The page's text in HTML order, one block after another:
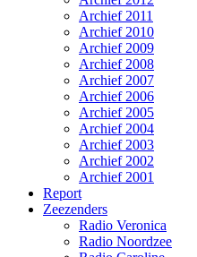
Archief 2011
Archief 2010
Archief 2009
Archief 2008
Archief 2007
Archief 2006
Archief 2005
Archief 2004
Archief 2003
Archief 2002
Archief 2001
Report
Zeezenders
Radio Veronica
Radio Noordzee